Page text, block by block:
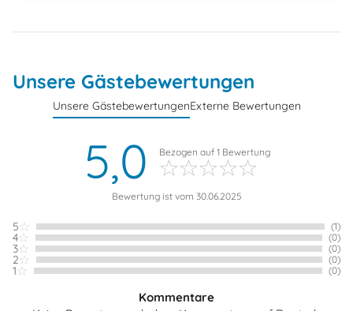
Unsere Gästebewertungen
Unsere GästebewertungenExterne Bewertungen
5,0 Bezogen auf 1 Bewertung
Bewertung ist vom 30.06.2025
5 (1)
4 (0)
3 (0)
2 (0)
1 (0)
Kommentare